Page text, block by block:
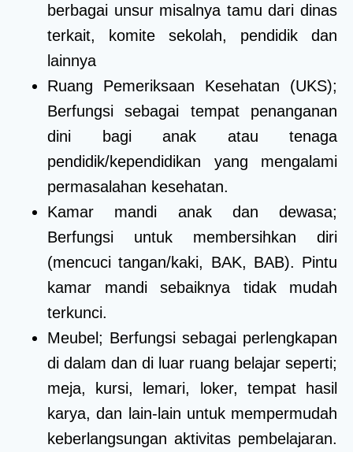
berbagai unsur misalnya tamu dari dinas
terkait, komite sekolah, pendidik dan
lainnya
Ruang Pemeriksaan Kesehatan (UKS);
Berfungsi sebagai tempat penanganan
dini bagi anak atau tenaga
pendidik/kependidikan yang mengalami
permasalahan kesehatan.
Kamar mandi anak dan dewasa;
Berfungsi untuk membersihkan diri
(mencuci tangan/kaki, BAK, BAB). Pintu
kamar mandi sebaiknya tidak mudah
terkunci.
Meubel; Berfungsi sebagai perlengkapan
di dalam dan di luar ruang belajar seperti;
meja, kursi, lemari, loker, tempat hasil
karya, dan lain-lain untuk mempermudah
keberlangsungan aktivitas pembelajaran.